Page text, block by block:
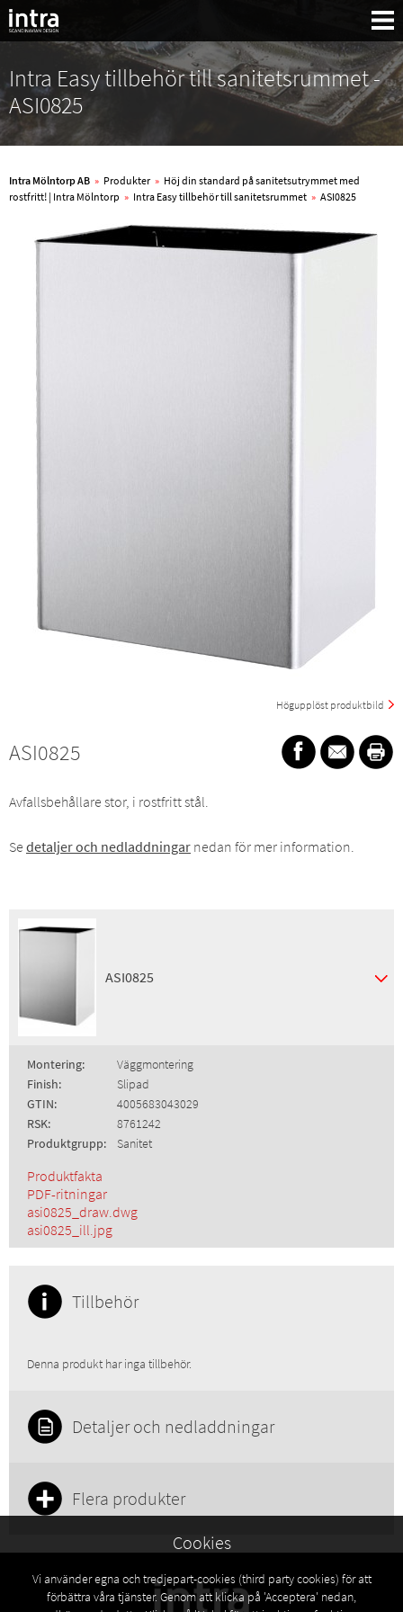
Intra Easy tillbehör till sanitetsrummet -
ASI0825
Intra Mölntorp AB » Produkter » Höj din standard på sanitetsutrymmet med
rostfritt! | Intra Mölntorp » Intra Easy tillbehör till sanitetsrummet » ASI0825
Högupplöst produktbild
ASI0825
Avfallsbehållare stor, i rostfritt stål.
Se detaljer och nedladdningar nedan för mer information.
ASI0825
Montering:
Väggmontering
Finish:
Slipad
GTIN:
4005683043029
RSK:
8761242
Produktgrupp:
Sanitet
Produktfakta
PDF-ritningar
asi0825_draw.dwg
asi0825_ill.jpg
Tillbehör
Denna produkt har inga tillbehör.
Detaljer och nedladdningar
Flera produkter
Cookies
Vi använder egna och tredjepart-cookies (third party cookies) för att
förbättra våra tjänster. Genom att klicka på 'Acceptera' nedan,